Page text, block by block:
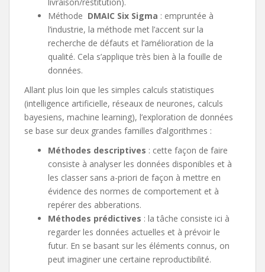
Méthode DMAIC Six Sigma : empruntée à
l’industrie, la méthode met l’accent sur la
recherche de défauts et l’amélioration de la
qualité. Cela s’applique très bien à la fouille de
données.
Allant plus loin que les simples calculs statistiques
(intelligence artificielle, réseaux de neurones, calculs
bayesiens, machine learning), l’exploration de données
se base sur deux grandes familles d’algorithmes :
Méthodes descriptives : cette façon de faire
consiste à analyser les données disponibles et à
les classer sans a-priori de façon à mettre en
évidence des normes de comportement et à
repérer des abberations.
Méthodes prédictives : la tâche consiste ici à
regarder les données actuelles et à prévoir le
futur. En se basant sur les éléments connus, on
peut imaginer une certaine reproductibilité.